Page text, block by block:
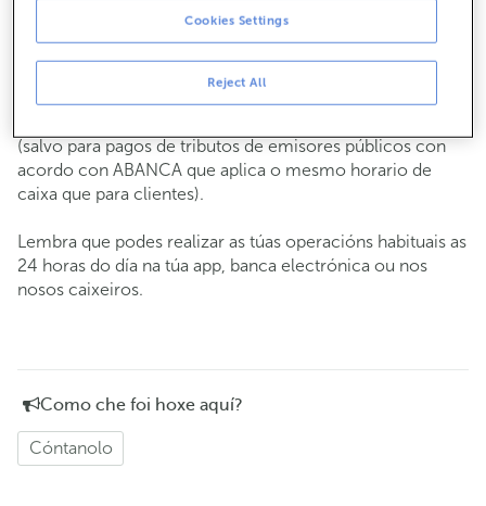
Clientes: de luns a venres de 8:15 a 11:00
martes e
(salvo para pagos de tributos de emisores públicos con
acordo con ABANCA que aplica o mesmo horario de
caixa que para clientes).
Lembra que podes realizar as túas operacións habituais as
24 horas do día na túa app, banca electrónica ou nos
nosos caixeiros.
Como che foi hoxe aquí?
Cóntanolo
Reject All
Cookies Settings